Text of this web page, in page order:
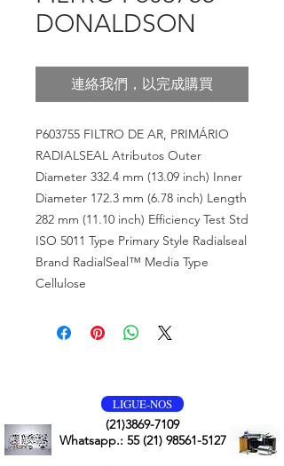
DONALDSON
連絡我們，以完成購買
P603755 FILTRO DE AR, PRIMÁRIO
RADIALSEAL Atributos Outer
Diameter 332.4 mm (13.09 inch) Inner
Diameter 172.3 mm (6.78 inch) Length
282 mm (11.10 inch) Efficiency Test Std
ISO 5011 Type Primary Style Radialseal
Brand RadialSeal™ Media Type
Cellulose
LIGUE-NOS
(21)3869-7109
Whatsapp.: 55 (21) 98561-5127